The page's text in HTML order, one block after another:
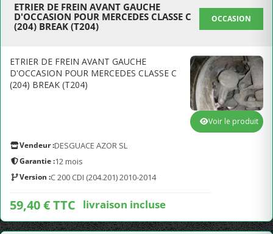
ETRIER DE FREIN AVANT GAUCHE
D'OCCASION POUR MERCEDES CLASSE C
(204) BREAK (T204)
OCCASION
ETRIER DE FREIN AVANT GAUCHE
D'OCCASION POUR MERCEDES CLASSE C
(204) BREAK (T204)
Vendeur :DESGUACE AZOR SL
Garantie :12 mois
Version :C 200 CDI (204.201) 2010-2014
59,40 € TTC livraison incluse
Voir le produit